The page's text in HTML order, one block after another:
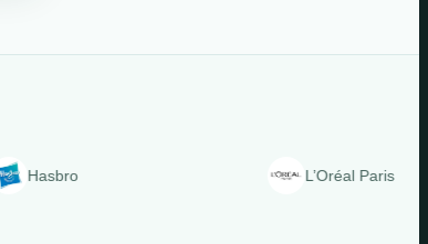
L’Oréal Paris